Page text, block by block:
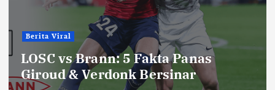
Berita Viral
LOSC vs Brann: 5 Fakta Panas
Giroud & Verdonk Bersinar